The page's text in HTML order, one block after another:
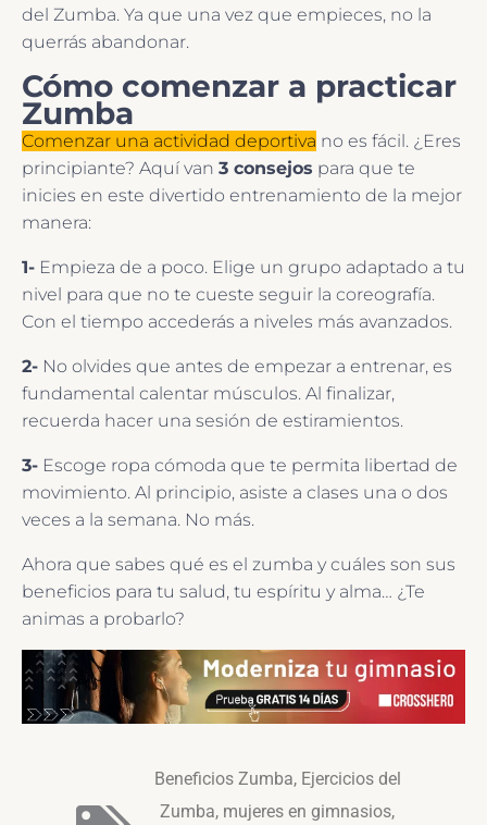
del Zumba. Ya que una vez que empieces, no la
querrás abandonar.
Cómo comenzar a practicar
Zumba
Comenzar una actividad deportiva no es fácil. ¿Eres
principiante? Aquí van 3 consejos para que te
inicies en este divertido entrenamiento de la mejor
manera:
1- Empieza de a poco. Elige un grupo adaptado a tu
nivel para que no te cueste seguir la coreografía.
Con el tiempo accederás a niveles más avanzados.
2- No olvides que antes de empezar a entrenar, es
fundamental calentar músculos. Al finalizar,
recuerda hacer una sesión de estiramientos.
3- Escoge ropa cómoda que te permita libertad de
movimiento. Al principio, asiste a clases una o dos
veces a la semana. No más.
Ahora que sabes qué es el zumba y cuáles son sus
beneficios para tu salud, tu espíritu y alma… ¿Te
animas a probarlo?
Beneficios Zumba, Ejercicios del
Zumba, mujeres en gimnasios,